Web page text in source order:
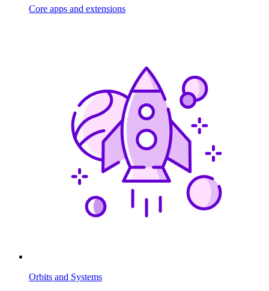
Core apps and extensions
Orbits and Systems